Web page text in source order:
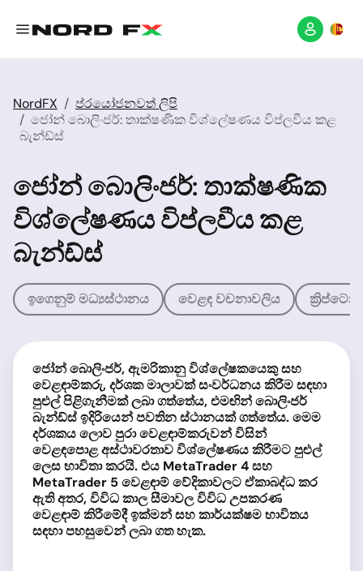
NordFX
ප්රයෝජනවත් ලිපි
ජෝන් බොලිංජර්: තාක්ෂණික විශ්ලේෂණය විප්ලවීය කළ
බැන්ඩ්ස්
ජෝන් බොලිංජර්: තාක්ෂණික
විශ්ලේෂණය විප්ලවීය කළ
බැන්ඩ්ස්
ඉගෙනුම් මධ්‍යස්ථානය වෙළඳ වචනාවලිය ක්‍රිප්ටෝ
ජෝන් බොලිංජර්, ඇමරිකානු විශ්ලේෂකයෙකු සහ
වෙළඳාම්කරු, දර්ශක මාලාවක් සංවර්ධනය කිරීම සඳහා
පුළුල් පිළිගැනීමක් ලබා ගත්තේය, එමඟින් බොලිංජර්
බැන්ඩ්ස් ඉදිරියෙන් පවතින ස්ථානයක් ගත්තේය. මෙම
දර්ශකය ලොව පුරා වෙළඳාම්කරුවන් විසින්
වෙළඳපොළ අස්ථාවරතාව විශ්ලේෂණය කිරීමට පුළුල්
ලෙස භාවිතා කරයි. එය MetaTrader 4 සහ
MetaTrader 5 වෙළඳාම් වේදිකාවලට ඒකාබද්ධ කර
ඇති අතර, විවිධ කාල සීමාවල විවිධ උපකරණ
වෙළඳාම් කිරීමේදී ඉක්මන් සහ කාර්යක්ෂම භාවිතය
සඳහා පහසුවෙන් ලබා ගත හැක.